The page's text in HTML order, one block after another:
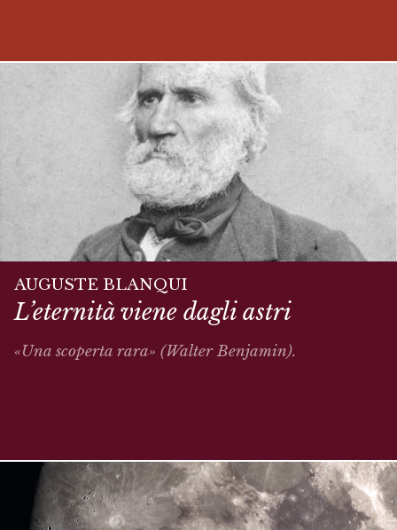
AUGUSTE BLANQUI
L’eternità viene dagli astri
«Una scoperta rara» (Walter Benjamin).